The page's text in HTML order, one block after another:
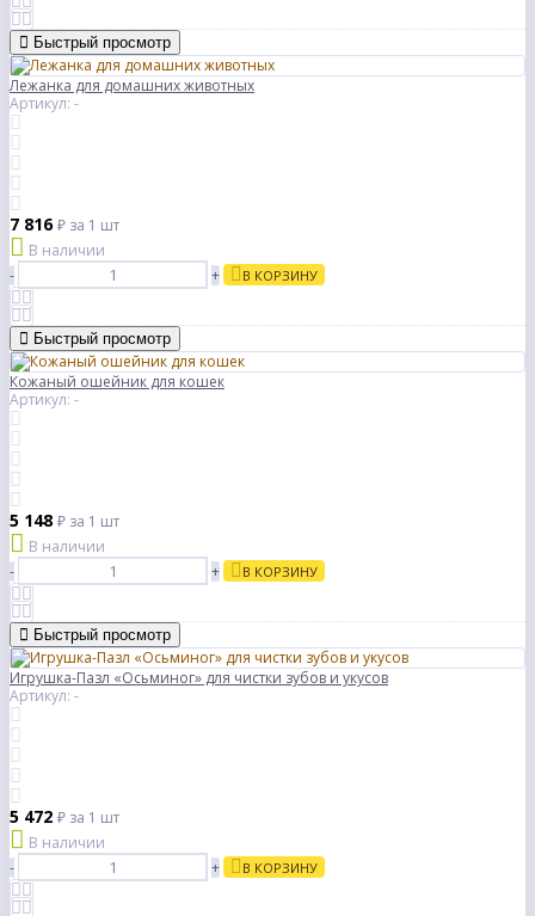
Быстрый просмотр
Лежанка для домашних животных
Артикул: -
7 816₽ за 1 шт
В наличии
-
+ В КОРЗИНУ
Быстрый просмотр
Кожаный ошейник для кошек
Артикул: -
5 148 ₽ за 1 шт
В наличии
-
+ В КОРЗИНУ
Быстрый просмотр
Игрушка-Пазл «Осьминог» для чистки зубов и укусов
Артикул: -
5 472 ₽ за 1 шт
В наличии
-
+ В КОРЗИНУ